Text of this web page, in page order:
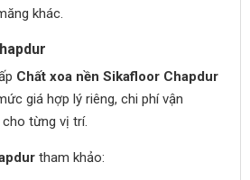
khác.
Chất xoa nền Sikafloor Chapdur
giá hợp lý riêng, chi phí vận
từng vị trí.
tham khảo: